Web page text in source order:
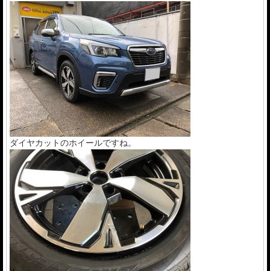
ダイヤカットのホイールですね。